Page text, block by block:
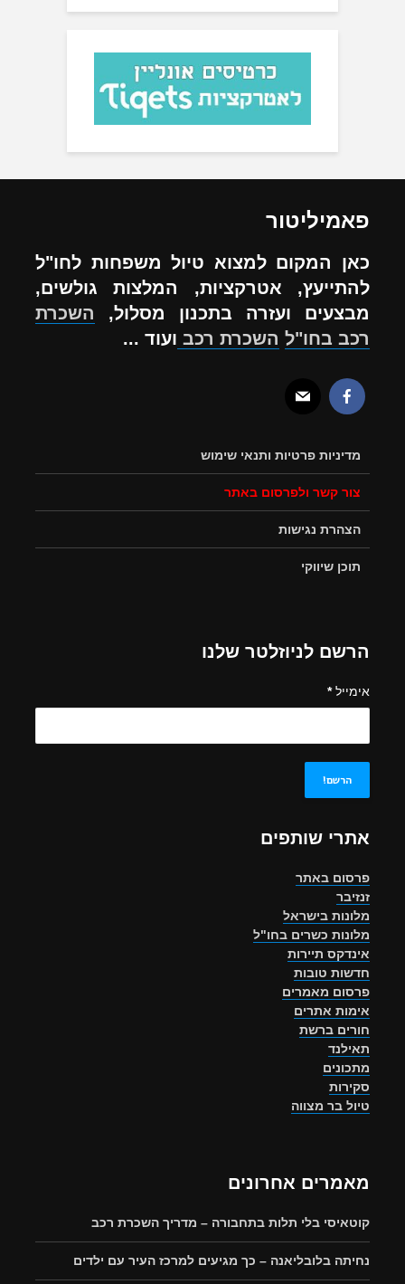
פאמיליטור
כאן המקום למצוא טיול משפחות לחו"ל
להתייעץ, אטרקציות, המלצות גולשים,
מבצעים ועזרה בתכנון מסלול, השכרת
רכב בחו"ל השכרת רכב ועוד ...
מדיניות פרטיות ותנאי שימוש
צור קשר ולפרסום באתר
הצהרת נגישות
תוכן שיווקי
הרשם לניוזלטר שלנו
אימייל*
אתרי שותפים
פרסום באתר
זנזיבר
מלונות בישראל
מלונות כשרים בחו"ל
אינדקס תיירות
חדשות טובות
פרסום מאמרים
אימות אתרים
חורים ברשת
תאילנד
מתכונים
סקירות
טיול בר מצווה
מאמרים אחרונים
קוטאיסי בלי תלות בתחבורה – מדריך השכרת רכב
נחיתה בלובליאנה – כך מגיעים למרכז העיר עם ילדים